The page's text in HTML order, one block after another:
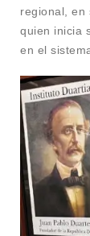
regional, en
quien inicia
en el